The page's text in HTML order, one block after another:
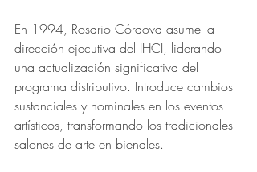
En 1994, Rosario Córdova asume la
dirección ejecutiva del IHCI, liderando
una actualización significativa del
programa distributivo. Introduce cambios
sustanciales y nominales en los eventos
artísticos, transformando los tradicionales
salones de arte en bienales.